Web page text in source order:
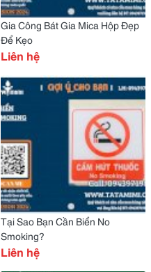
Gia Công Bát Gia Mica Hộp Đẹp
Để Kẹo
Liên hệ
Tại Sao Bạn Cần Biển No
Smoking?
Liên hệ